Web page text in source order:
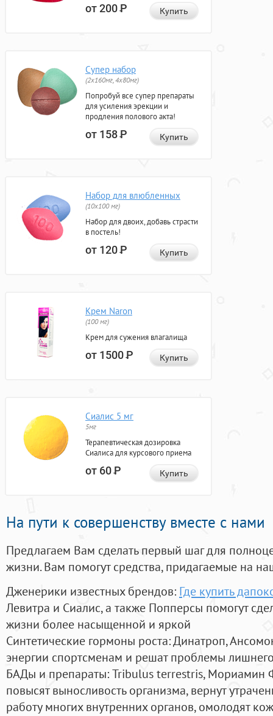
от 200Р Купить
Супер набор
(2х160мг, 4х80мг)
Попробуй все супер препараты
для усиления эрекции и
продления полового акта!
от 158Р Купить
Набор для влюбленных
(10х100 мг)
Набор для двоих, добавь страсти
в постель!
от 120Р Купить
Крем Naron
(100 мг)
Крем для сужения влагалища
от 1500Р Купить
Сиалис 5 мг
5мг
Терапевтическая дозировка
Сиалиса для курсового приема
от 60Р Купить
На пути к совершенству вместе с нами
Предлагаем Вам сделать первый шаг для
жизни. Вам помогут средства, придагаемые на
Дженерики известных брендов: Где купить
Левитра и Сиалис, а также Попперсы помогут
жизни более насыщенной и яркой
Синтетические гормоны роста: Динатроп,
энергии спортсменам и решат проблемы
БАДы и препараты:Tribulus terrestris, Мориамин
повысят выносливость организма, вернут
работу многих внутренних органов, омолодят